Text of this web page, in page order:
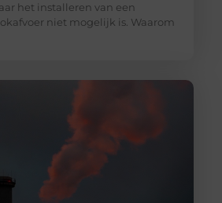
het installeren van een
niet mogelijk is. Waarom